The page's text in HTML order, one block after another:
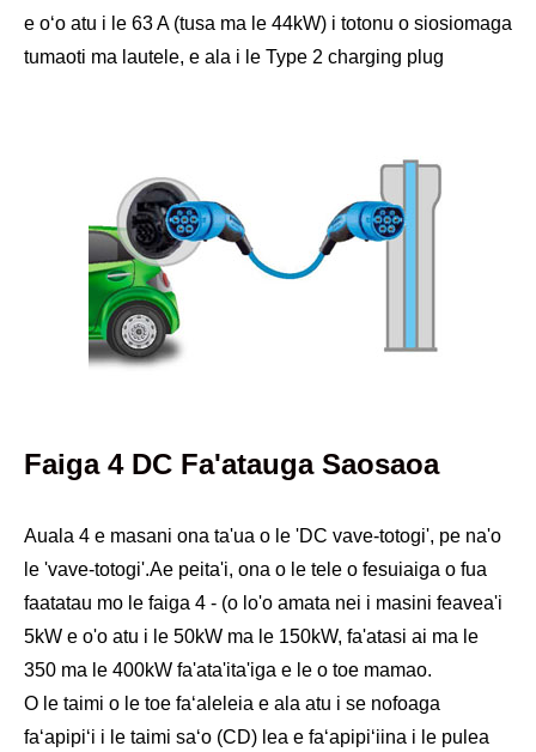
e oʻo atu i le 63 A (tusa ma le 44kW) i totonu o siosiomaga
tumaoti ma lautele, e ala i le Type 2 charging plug
Faiga 4 DC Fa'atauga Saosaoa
Auala 4 e masani ona ta'ua o le 'DC vave-totogi', pe na'o
le 'vave-totogi'.Ae peita'i, ona o le tele o fesuiaiga o fua
faatatau mo le faiga 4 - (o lo'o amata nei i masini feavea'i
5kW e o'o atu i le 50kW ma le 150kW, fa'atasi ai ma le
350 ma le 400kW fa'ata'ita'iga e le o toe mamao.
O le taimi o le toe faʻaleleia e ala atu i se nofoaga
faʻapipiʻi i le taimi saʻo (CD) lea e faʻapipiʻiina i le pulea